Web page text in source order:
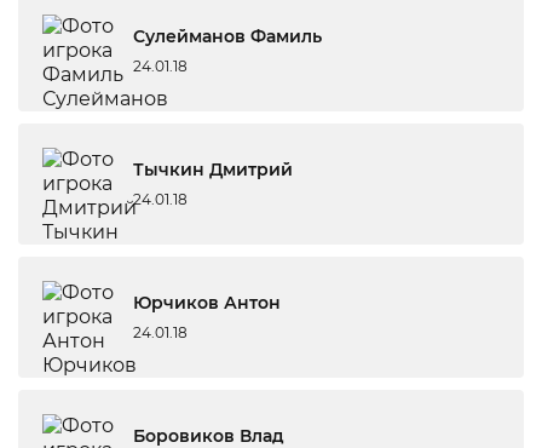
Сулейманов Фамиль
24.01.18
Тычкин Дмитрий
24.01.18
Юрчиков Антон
24.01.18
Боровиков Влад